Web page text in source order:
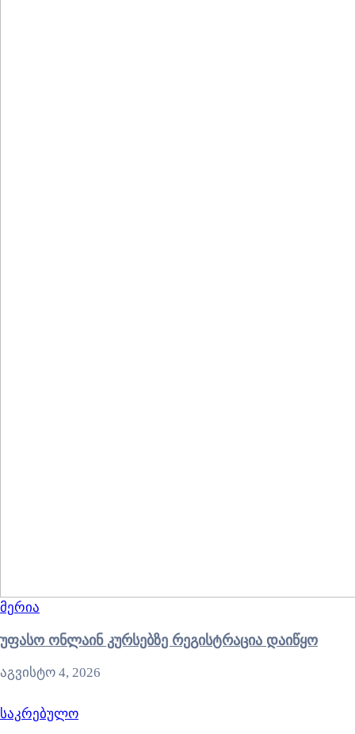
მერია
უფასო ონლაინ კურსებზე რეგისტრაცია დაიწყო
აგვისტო 4, 2026
საკრებულო